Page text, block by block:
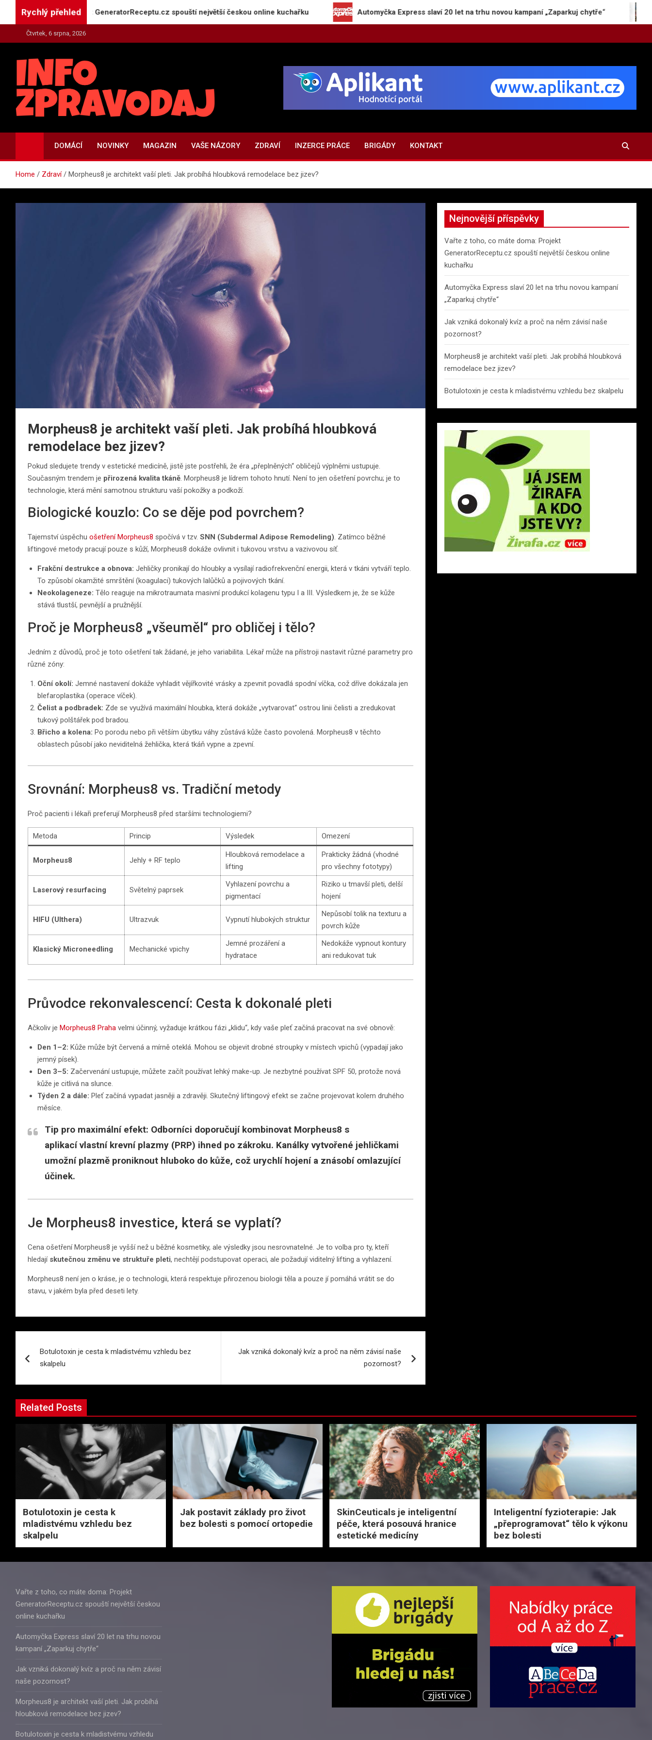
Rychlý přehled
doma: Projekt GeneratorReceptu.cz spouští největší českou online kuchařku Automyčka Express slaví 20 let na trhu novou kampaní „Zaparkuj chytře“ Jak
Čtvrtek, 6 srpna, 2026
INFO-ZPRAVODAJ.CZ
DOMÁCÍ NOVINKY MAGAZIN VAŠE NÁZORY ZDRAVÍ INZERCE PRÁCE BRIGÁDY KONTAKT
Home Zdraví Morpheus8 je architekt vaší pleti. Jak probíhá hloubková remodelace bez jizev?
Morpheus8 je architekt vaší pleti. Jak probíhá hloubková
remodelace bez jizev?
Pokud sledujete trendy v estetické medicíně, jistě jste postřehli, že éra „přeplněných“ obličejů výplněmi ustupuje.
Současným trendem je přirozená kvalita tkáně. Morpheus8 je lídrem tohoto hnutí. Není to jen ošetření povrchu; je to
technologie, která mění samotnou strukturu vaší pokožky a podkoží.
Biologické kouzlo: Co se děje pod povrchem?
Tajemství úspěchu ošetření Morpheus8 spočívá v tzv. SNN (Subdermal Adipose Remodeling). Zatímco běžné
liftingové metody pracují pouze s kůží, Morpheus8 dokáže ovlivnit i tukovou vrstvu a vazivovou síť.
Frakční destrukce a obnova: Jehličky pronikají do hloubky a vysílají radiofrekvenční energii, která v tkáni vytváří teplo.
To způsobí okamžité smrštění (koagulaci) tukových lalůčků a pojivových tkání.
Neokolageneze: Tělo reaguje na mikrotraumata masivní produkcí kolagenu typu I a III. Výsledkem je, že se kůže
stává tlustší, pevnější a pružnější.
Proč je Morpheus8 „všeuměl“ pro obličej i tělo?
Jedním z důvodů, proč je toto ošetření tak žádané, je jeho variabilita. Lékař může na přístroji nastavit různé parametry pro
různé zóny:
Oční okolí: Jemné nastavení dokáže vyhladit vějířkovité vrásky a zpevnit povadlá spodní víčka, což dříve dokázala jen
blefaroplastika (operace víček).
Čelist a podbradek: Zde se využívá maximální hloubka, která dokáže „vytvarovat“ ostrou linii čelisti a zredukovat
tukový polštářek pod bradou.
Břicho a kolena: Po porodu nebo při větším úbytku váhy zůstává kůže často povolená. Morpheus8 v těchto
oblastech působí jako neviditelná žehlička, která tkáň vypne a zpevní.
Srovnání: Morpheus8 vs. Tradiční metody
Proč pacienti i lékaři preferují Morpheus8 před staršími technologiemi?
Metoda Princip Výsledek Omezení
Morpheus8 Jehly + RF teplo
Hloubková remodelace a
lifting
Prakticky žádná (vhodné
pro všechny fototypy)
Laserový resurfacing Světelný paprsek
Vyhlazení povrchu a
pigmentací
Riziko u tmavší pleti, delší
hojení
HIFU (Ulthera) Ultrazvuk Vypnutí hlubokých struktur
Nepůsobí tolik na texturu a
povrch kůže
Klasický Microneedling Mechanické vpichy
Jemné prozáření a
hydratace
Nedokáže vypnout kontury
ani redukovat tuk
Průvodce rekonvalescencí: Cesta k dokonalé pleti
Ačkoliv je Morpheus8 Praha velmi účinný, vyžaduje krátkou fázi „klidu“, kdy vaše pleť začíná pracovat na své obnově:
Den 1–2: Kůže může být červená a mírně oteklá. Mohou se objevit drobné stroupky v místech vpichů (vypadají jako
jemný písek).
Den 3–5: Začervenání ustupuje, můžete začít používat lehký make-up. Je nezbytné používat SPF 50, protože nová
kůže je citlivá na slunce.
Týden 2 a dále: Pleť začíná vypadat jasněji a zdravěji. Skutečný liftingový efekt se začne projevovat kolem druhého
měsíce.
Tip pro maximální efekt: Odborníci doporučují kombinovat Morpheus8 s
aplikacívlastní krevní plazmy (PRP) ihned po zákroku. Kanálky vytvořené jehličkami
umožní plazmě proniknout hluboko do kůže, což urychlí hojení a znásobí omlazující
účinek.
Je Morpheus8 investice, která se vyplatí?
Cena ošetření Morpheus8 je vyšší než u běžné kosmetiky, ale výsledky jsou nesrovnatelné. Je to volba pro ty, kteří
hledají skutečnou změnu ve struktuře pleti, nechtějí podstupovat operaci, ale požadují viditelný lifting a vyhlazení.
Morpheus8 není jen o kráse, je o technologii, která respektuje přirozenou biologii těla a pouze jí pomáhá vrátit se do
stavu, v jakém byla před deseti lety.
pro
příspěvek
Botulotoxin je cesta k mladistvému vzhledu bez
skalpelu
Jak vzniká dokonalý kvíz a proč na něm závisí naše
pozornost?
Nejnovější příspěvky
Vařte z toho, co máte doma: Projekt
GeneratorReceptu.cz spouští největší českou online
kuchařku
Automyčka Express slaví 20 let na trhu novou kampaní
„Zaparkuj chytře“
Jak vzniká dokonalý kvíz a proč na něm závisí naše
pozornost?
Morpheus8 je architekt vaší pleti. Jak probíhá hloubková
remodelace bez jizev?
Botulotoxin je cesta k mladistvému vzhledu bez skalpelu
Related Posts
Botulotoxin je cesta k
mladistvému vzhledu bez
skalpelu
Jak postavit základy pro život
bez bolesti s pomocí ortopedie
SkinCeuticals je inteligentní
péče, která posouvá hranice
estetické medicíny
Inteligentní fyzioterapie: Jak
„přeprogramovat“ tělo k výkonu
bez bolesti
Vařte z toho, co máte doma: Projekt
GeneratorReceptu.cz spouští největší českou
online kuchařku
Automyčka Express slaví 20 let na trhu novou
kampaní „Zaparkuj chytře“
Jak vzniká dokonalý kvíz a proč na něm závisí
naše pozornost?
Morpheus8 je architekt vaší pleti. Jak probíhá
hloubková remodelace bez jizev?
Botulotoxin je cesta k mladistvému vzhledu